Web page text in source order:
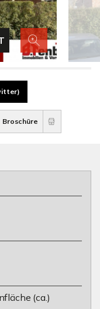
Broschüre
(ca.)